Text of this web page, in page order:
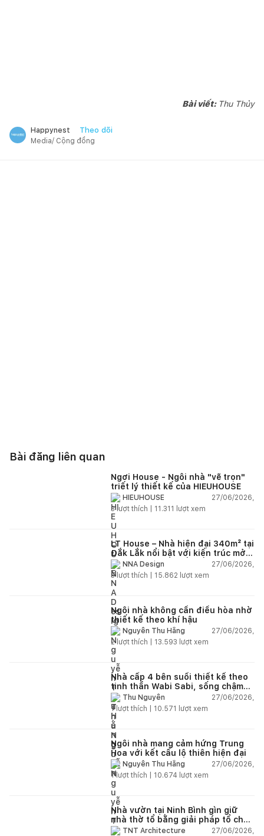
Bài viết: Thu Thủy
Happynest Theo dõi
Media/ Cộng đồng
Bài đăng liên quan
Ngơi House - Ngôi nhà "vẽ trọn"
triết lý thiết kế của HIEUHOUSE
HIEUHOUSE
27/06/2026,
3lượt thích | 11.311 lượt xem
LT House – Nhà hiện đại 340m² tại
Đắk Lắk nổi bật với kiến trúc mở
và hệ sân vườn kết nối thiên
nhiên
NNA Design
27/06/2026,
3lượt thích | 15.862 lượt xem
Ngôi nhà không cần điều hòa nhờ
thiết kế theo khí hậu
Nguyễn Thu Hằng
27/06/2026,
2lượt thích | 13.593 lượt xem
Nhà cấp 4 bên suối thiết kế theo
tinh thần Wabi Sabi, sống chậm
giữa thiên nhiên
Thu Nguyễn
27/06/2026,
1lượt thích | 10.571 lượt xem
Ngôi nhà mang cảm hứng Trung
Hoa với kết cấu lộ thiên hiện đại
Nguyễn Thu Hằng
27/06/2026,
1lượt thích | 10.674 lượt xem
Nhà vườn tại Ninh Bình gìn giữ
nhà thờ tổ bằng giải pháp tổ chức
lại không gian
TNT Architecture
27/06/2026,